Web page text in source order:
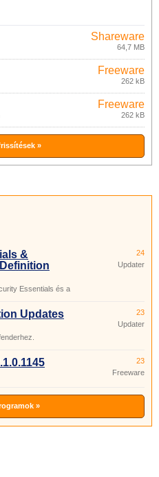
Shareware
64,7 MB
Freeware
262 kB
Freeware
262 kB
»
&
Essentials és a
24
Updater
Updates
23
Updater
23
Freeware
»